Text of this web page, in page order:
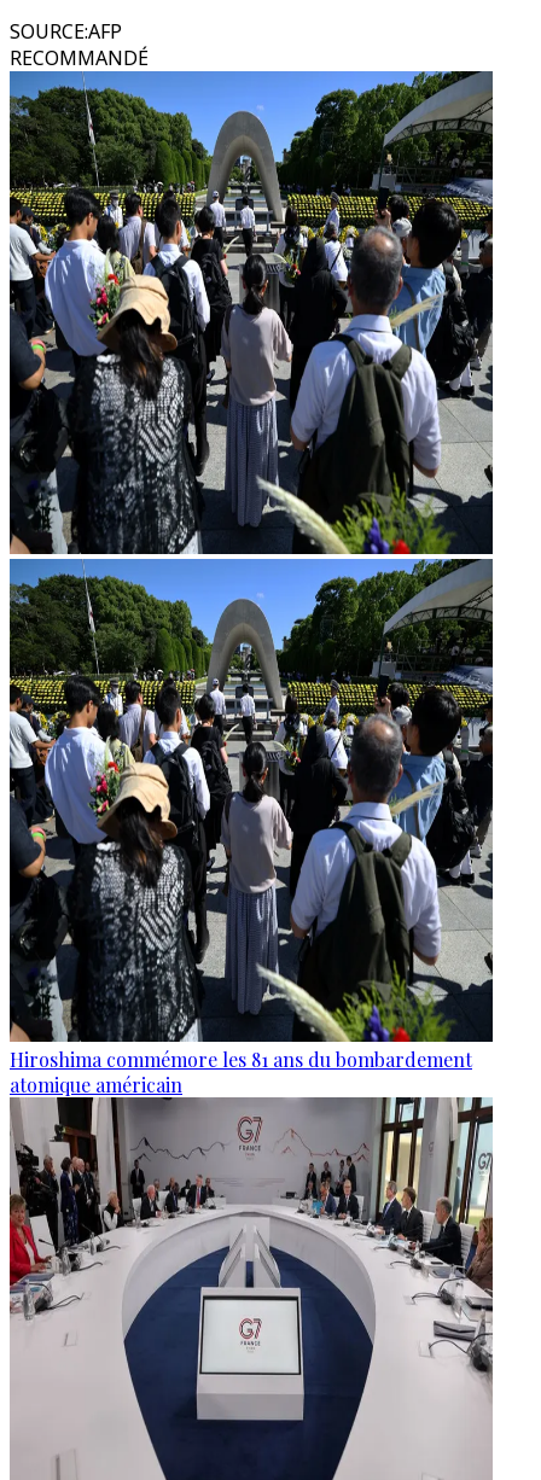
SOURCE:AFP
RECOMMANDÉ
Hiroshima commémore les 81 ans du bombardement
atomique américain